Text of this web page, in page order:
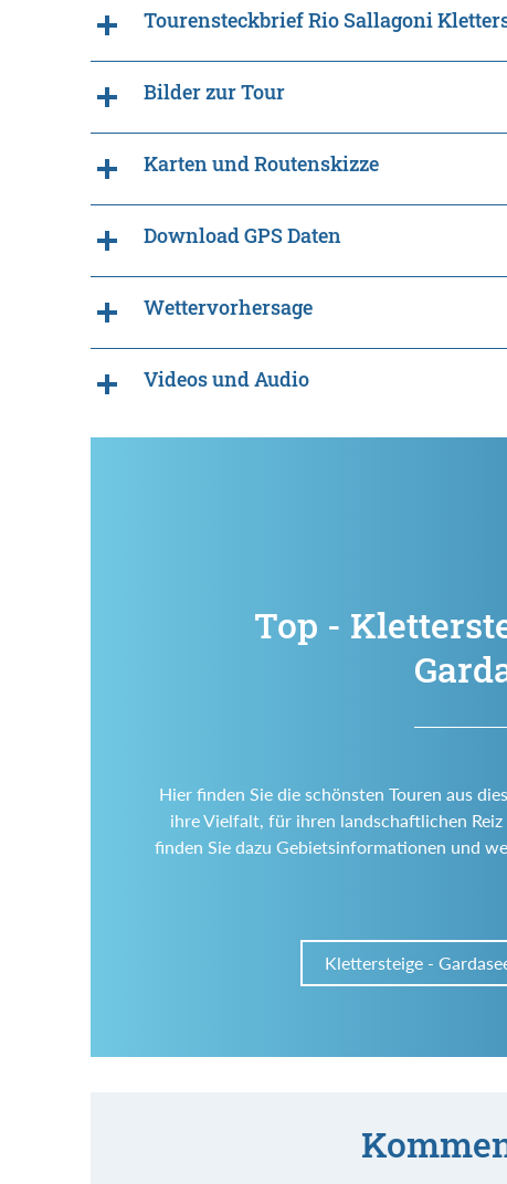
Tourensteckbrief Rio Sallagoni
Bilder zur Tour
Karten und Routenskizze
Download GPS Daten
Wettervorhersage
Videos und Audio
Top -
Hier finden Sie die schönsten Touren aus
ihre Vielfalt, für ihren landschaftlichen
finden Sie dazu Gebietsinformationen und
Klettersteige -